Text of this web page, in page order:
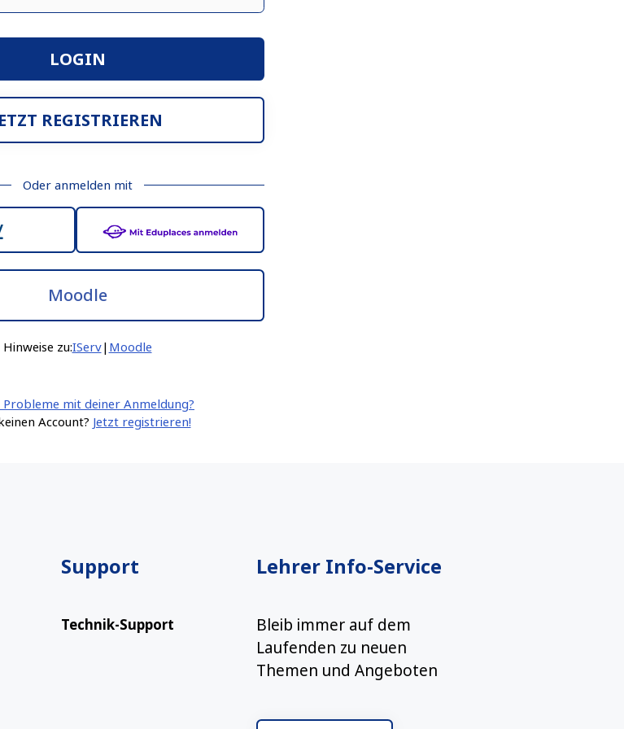
LOGIN
REGISTRIEREN
Oder anmelden mit
Moodle
Hinweise zu:IServ| Moodle
Probleme mit deiner Anmeldung?
Account? Jetzt registrieren!
Support
Technik-Support
Lehrer Info-Service
Bleib immer auf dem
Laufenden zu neuen
Themen und Angeboten